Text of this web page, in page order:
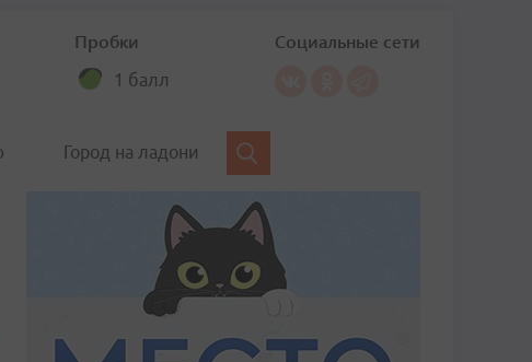
Пробки
1 балл
Социальные сети
Город на ладони